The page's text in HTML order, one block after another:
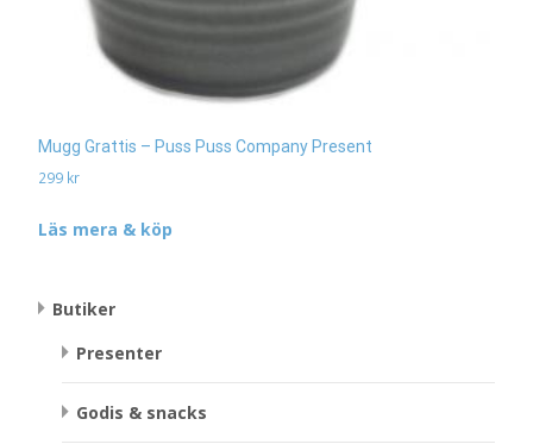
Mugg Grattis – Puss Puss Company Present
299 kr
Läs mera & köp
Butiker
Presenter
Godis & snacks